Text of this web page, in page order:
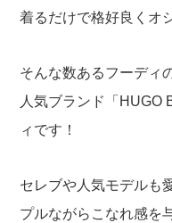
着るだけで格好良くオ
そんな数あるフーディ
人気ブランド「HUGO
ィです！
セレブや人気モデルも
プルながらこなれ感を